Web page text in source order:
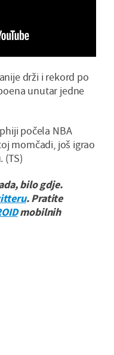
drži i rekord po
unutar jedne
počela NBA
momčadi, još igrao
(TS)
bilo gdje.
. Pratite
mobilnih